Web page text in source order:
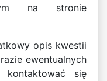
na stronie
opis kwestii
ewentualnych
kontaktować się